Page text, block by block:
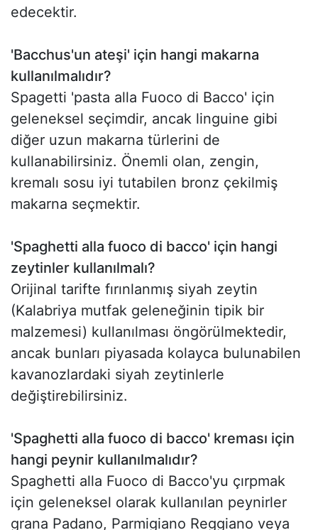
edecektir.
'Bacchus'un ateşi' için hangi makarna
kullanılmalıdır?
Spagetti 'pasta alla Fuoco di Bacco' için
geleneksel seçimdir, ancak linguine gibi
diğer uzun makarna türlerini de
kullanabilirsiniz. Önemli olan, zengin,
kremalı sosu iyi tutabilen bronz çekilmiş
makarna seçmektir.
'Spaghetti alla fuoco di bacco' için hangi
zeytinler kullanılmalı?
Orijinal tarifte fırınlanmış siyah zeytin
(Kalabriya mutfak geleneğinin tipik bir
malzemesi) kullanılması öngörülmektedir,
ancak bunları piyasada kolayca bulunabilen
kavanozlardaki siyah zeytinlerle
değiştirebilirsiniz.
'Spaghetti alla fuoco di bacco' kreması için
hangi peynir kullanılmalıdır?
Spaghetti alla Fuoco di Bacco'yu çırpmak
için geleneksel olarak kullanılan peynirler
grana Padano, Parmigiano Reggiano veya